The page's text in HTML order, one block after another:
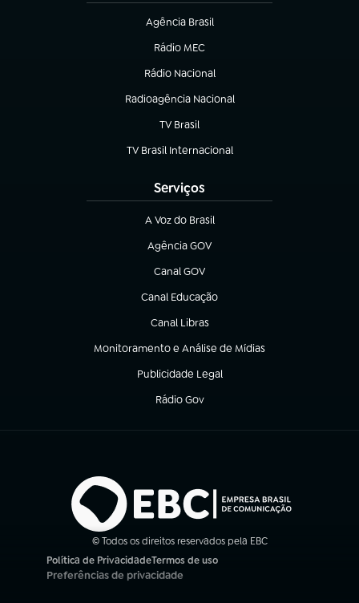
Agência Brasil
(abre em nova aba)
Rádio MEC
Rádio Nacional
(abre em nova aba)
Radioagência Nacional
(abre em nova aba)
TV Brasil
(abre em nova aba)
TV Brasil Internacional
(abre em nova aba)
Serviços
A Voz do Brasil
(abre em nova aba)
Agência GOV
(abre em nova aba)
Canal GOV
(abre em nova aba)
Canal Educação
(abre em nova aba)
Canal Libras
(abre em nova aba)
Monitoramento e Análise de Mídias
(abre em nova aba)
Publicidade Legal
(abre em nova aba)
Rádio Gov
(abre em nova aba)
© Todos os direitos reservados pela EBC
Política de Privacidade
(abre em nova aba)
Termos de uso
(abre em nova aba)
Preferências de privacidade